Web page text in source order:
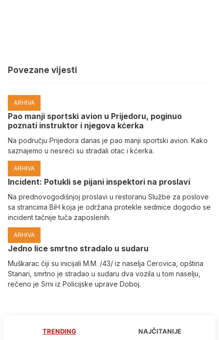
Povezane vijesti
ARHIVA
Pao manji sportski avion u Prijedoru, poginuo
poznati instruktor i njegova kćerka
Na području Prijedora danas je pao manji sportski avion. Kako
saznajemo u nesreći su stradali otac i kćerka.
ARHIVA
Incident: Potukli se pijani inspektori na proslavi
Na prednovogodišnjoj proslavi u restoranu Službe za poslove
sa strancima BiH koja je održana protekle sedmice dogodio se
incident tačnije tuča zaposlenih.
ARHIVA
Јedno lice smrtno stradalo u sudaru
Muškarac čiji su inicijali M.M. /43/ iz naselja Cerovica, opština
Stanari, smrtno je stradao u sudaru dva vozila u tom naselju,
rečeno je Srni iz Policijske uprave Doboj.
TRENDING NAJČITANIJE